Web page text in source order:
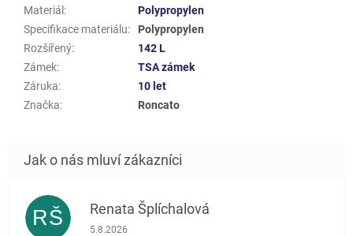
Materiál:
Polypropylen
Specifikace materiálu:
Polypropylen
Rozšířený:
142 L
Zámek:
TSA zámek
Záruka:
10 let
Značka: Roncato
RŠ Renata Šplíchalová
Hodnocení obchodu je 5 z 5 hvězdiček.
5.8.2026